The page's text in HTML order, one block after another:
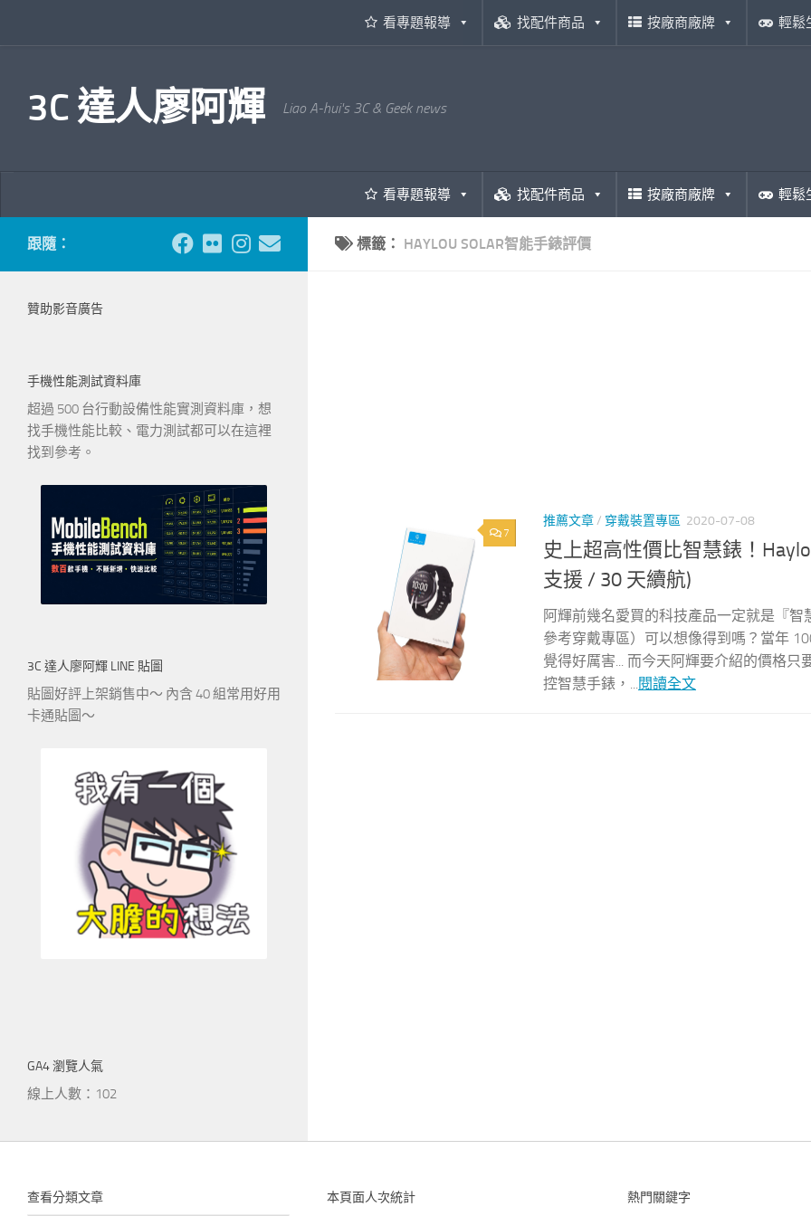
看專題報導 找配件商品 按廠商廠牌 輕鬆
3C 達人廖阿輝 Liao A-hui's 3C & Geek news
看專題報導 找配件商品 按廠商廠牌 輕鬆
標籤： HAYLOU SOLAR智能手錶評價
7
推薦文章/ 穿戴裝置專區 2020-07-08
史上超高性價比智慧錶！
支援 / 30 天續航)
阿輝前幾名愛買的科技產品一定就是『
參考穿戴專區）可以想像得到嗎？當年
覺得好厲害... 而今天阿輝要介紹的價格
控智慧手錶，...閱讀全文
跟隨：
贊助影音廣告
手機性能測試資料庫
超過 500 台行動設備性能實測資料庫，想
找手機性能比較、電力測試都可以在這裡
找到參考。
3C 達人廖阿輝 LINE 貼圖
貼圖好評上架銷售中～ 內含 40 組常用好用
卡通貼圖～
GA4 瀏覽人氣
線上人數：102
查看分類文章 本頁面人次統計 熱門關鍵字